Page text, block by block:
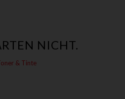
NICHT.
& Tinte